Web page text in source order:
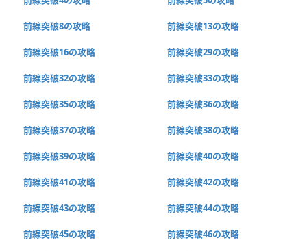
前線突破8の攻略 前線突破13の攻略
前線突破16の攻略 前線突破29の攻略
前線突破32の攻略 前線突破33の攻略
前線突破35の攻略 前線突破36の攻略
前線突破37の攻略 前線突破38の攻略
前線突破39の攻略 前線突破40の攻略
前線突破41の攻略 前線突破42の攻略
前線突破43の攻略 前線突破44の攻略
前線突破45の攻略 前線突破46の攻略